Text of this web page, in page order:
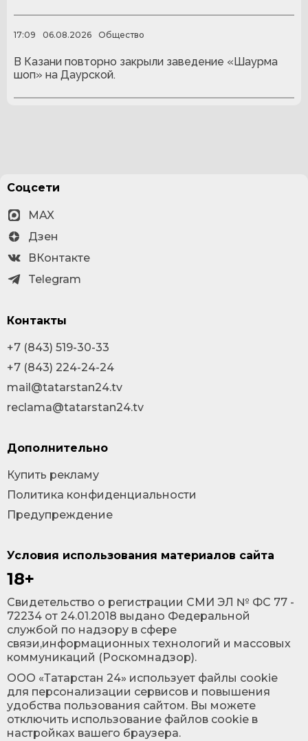
17:09 06.08.2026 Общество
В Казани повторно закрыли заведение «Шаурма
шоп» на Даурской.
Условия использования материалов сайта
18+
Cвидетельство о регистрации СМИ ЭЛ № ФС 77 -
72234 от 24.01.2018 выдано Федеральной
службой по надзору в сфере
связи,информационных технологий и массовых
коммуникаций (Роскомнадзор).
ООО «Татарстан 24» использует файлы cookie
для персонализации сервисов и повышения
удобства пользования сайтом. Вы можете
отключить использование файлов cookie в
настройках вашего браузера.
Соцсети
MAX
Дзен
ВКонтакте
Telegram
Контакты
+7 (843) 519-30-33
+7 (843) 224-24-24
mail@tatarstan24.tv
reclama@tatarstan24.tv
Дополнительно
Купить рекламу
Политика конфиденциальности
Предупреждение